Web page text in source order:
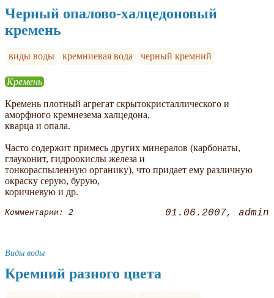
Черный опалово-халцедоновый
кремень
виды воды кремниевая вода черный кремний
Кремень
Кремень плотный агрегат скрытокристаллического и
аморфного кремнезема халцедона,
кварца и опала.
Часто содержит примесь других минералов (карбонаты,
глауконит, гидроокислы железа и
тонкораспыленную органику), что придает ему различную
окраску серую, бурую,
коричневую и др.
Комментарии: 2 01.06.2007 admin
Виды воды
Кремний разного цвета